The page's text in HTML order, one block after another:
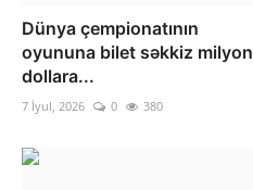
Dünya çempionatının
oyununa bilet səkkiz milyon
dollara...
7 İyul, 2026 0 380